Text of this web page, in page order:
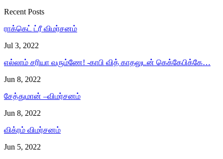
Recent Posts
ராக்கெட் ட்ரீ விமர்சனம்
Jul 3, 2022
எல்லாம் சரியா வரும்ணே! -காபி வித் காதலுடன் கெக்கேபிக்கே…
Jun 8, 2022
சேத்துமான் –விமர்சனம்
Jun 8, 2022
விக்ரம் விமர்சனம்
Jun 5, 2022